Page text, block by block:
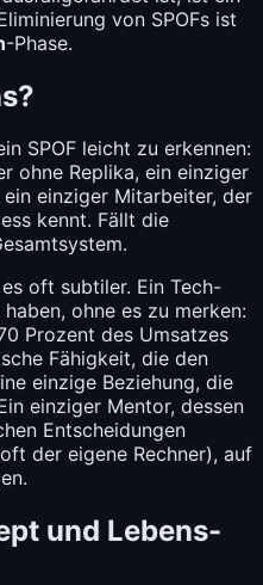
von SPOFs ist
-Phase.
SPOF leicht zu erkennen:
ohne Replika, ein einziger
einziger Mitarbeiter, der
kennt. Fällt die
oft subtiler. Ein Tech-
ohne es zu merken:
Prozent des Umsatzes
Fähigkeit, die den
einzige Beziehung, die
einziger Mentor, dessen
Entscheidungen
der eigene Rechner), auf
und Lebens-